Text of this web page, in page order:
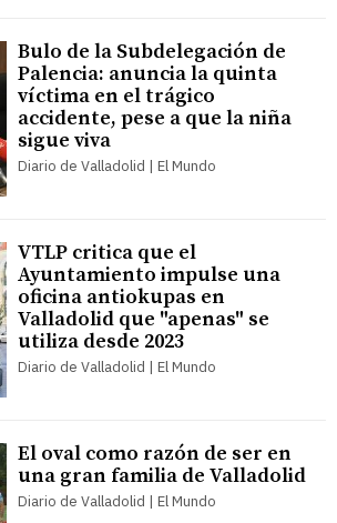
Bulo de la Subdelegación de
Palencia: anuncia la quinta
víctima en el trágico
accidente, pese a que la niña
sigue viva
Diario de Valladolid | El Mundo
VTLP critica que el
Ayuntamiento impulse una
oficina antiokupas en
Valladolid que "apenas" se
utiliza desde 2023
Diario de Valladolid | El Mundo
El oval como razón de ser en
una gran familia de Valladolid
Diario de Valladolid | El Mundo